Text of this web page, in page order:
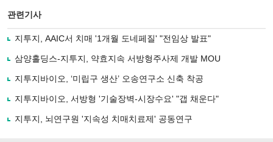
로
기
사
유
기
관련기사
지투지, AAIC서 치매 '1개월 도네페질' "전임상 발표"
삼양홀딩스-지투지, 약효지속 서방형주사제 개발 MOU
지투지바이오, ‘미립구 생산’ 오송연구소 신축 착공
지투지바이오, 서방형 '기술장벽-시장수요' "갭 채운다"
지투지, 뇌연구원 '지속성 치매치료제' 공동연구